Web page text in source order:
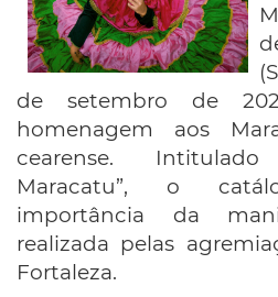
de setembro de
homenagem aos
cearense. Intitulado
Maracatu”, o
importância da
realizada pelas
Fortaleza.